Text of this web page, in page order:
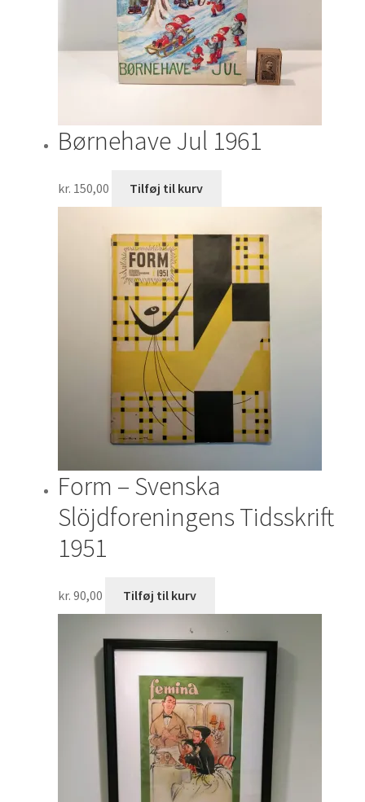
Børnehave Jul 1961
kr. 150,00 Tilføj til kurv
Form – Svenska
Slöjdforeningens Tidsskrift
1951
kr. 90,00 Tilføj til kurv